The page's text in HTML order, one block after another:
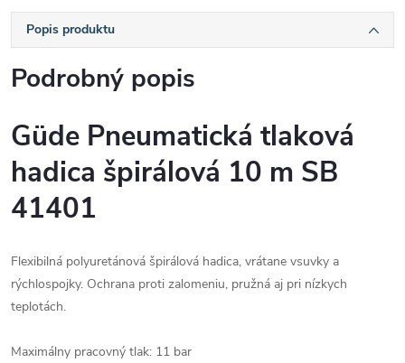
Popis produktu
Podrobný popis
Güde Pneumatická tlaková
hadica špirálová 10 m SB
41401
Flexibilná polyuretánová špirálová hadica, vrátane vsuvky a
rýchlospojky. Ochrana proti zalomeniu, pružná aj pri nízkych
teplotách.
Maximálny pracovný tlak: 11 bar